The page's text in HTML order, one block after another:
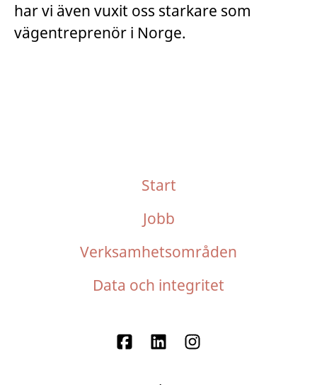
har vi även vuxit oss starkare som
vägentreprenör i Norge.
Start
Jobb
Verksamhetsområden
Data och integritet